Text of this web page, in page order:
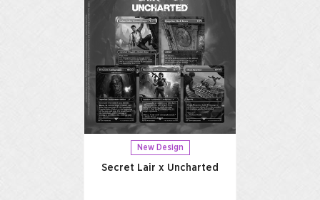
New Design
Secret Lair x Uncharted